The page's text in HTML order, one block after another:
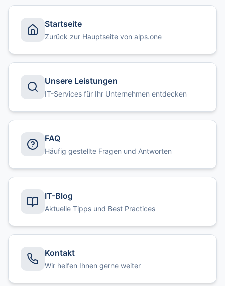
Startseite
Zurück zur Hauptseite von alps.one
Unsere Leistungen
IT-Services für Ihr Unternehmen entdecken
FAQ
Häufig gestellte Fragen und Antworten
IT-Blog
Aktuelle Tipps und Best Practices
Kontakt
Wir helfen Ihnen gerne weiter